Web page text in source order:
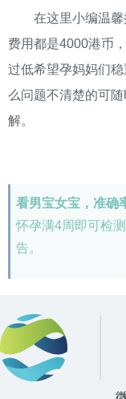
在这里小编温馨
费用都是4000港币
过低希望孕妈妈们
么问题不清楚的可
解。
看男宝女宝，准确
怀孕满4周即可检
告。